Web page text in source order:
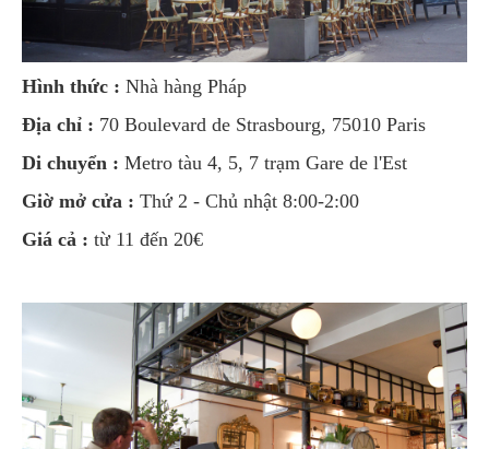
Hình thức : Nhà hàng Pháp
Địa chỉ : 70 Boulevard de Strasbourg, 75010 Paris
Di chuyển : Metro tàu 4, 5, 7 trạm Gare de l'Est
Giờ mở cửa : Thứ 2 - Chủ nhật 8:00-2:00
Giá cả : từ 11 đến 20€